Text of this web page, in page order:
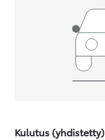
Kulutus (yhdistetty)